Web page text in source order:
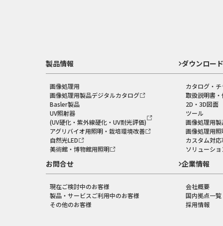
製品情報
画像処理用
画像処理用製品デジタルカタログ
Basler製品
UV照射器
(UV硬化・紫外線硬化・UV耐光評価)
アグリバイオ用照明・栽培環境改善
自然光LED
美術館・博物館用照明
ダウンロード
カタログ・チ
取扱説明書
2D・3D図面
ツール
画像処理用
画像処理用
カスタム対応
ソリューシ
お問合せ
現在ご検討中のお客様
製品・サービスご利用中のお客様
その他のお客様
企業情報
会社概要
国内拠点一覧
採用情報